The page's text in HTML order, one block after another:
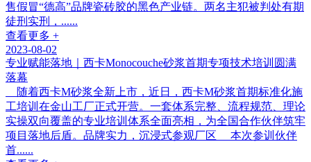
售假冒“德高”品牌瓷砖胶的黑色产业链。两名主犯被判处有期
徒刑实刑，......
查看更多 +
2023-08-02
专业赋能落地｜西卡Monocouche砂浆首期专项技术培训圆满
落幕
随着西卡M砂浆全新上市，近日，西卡M砂浆首期标准化施
工培训在金山工厂正式开营。一套体系完整、流程规范、理论
实操双向覆盖的专业培训体系全面亮相，为全国合作伙伴筑牢
项目落地后盾。品牌实力，沉浸式参观厂区 本次参训伙伴
首......